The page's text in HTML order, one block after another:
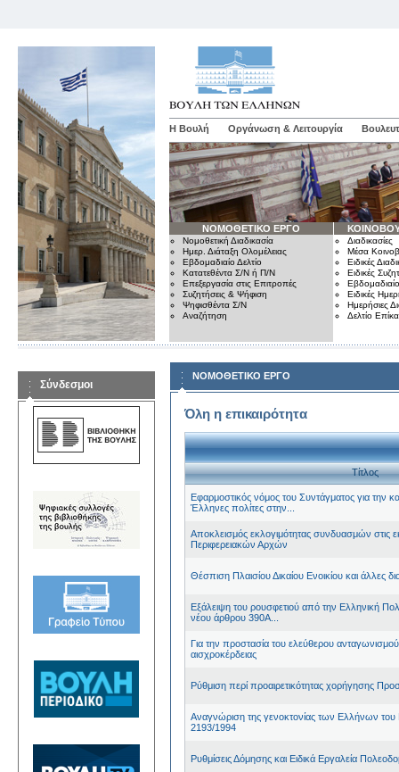
Η Βουλή Οργάνωση & Λειτουργία
ΝΟΜΟΘΕΤΙΚΟ ΕΡΓΟ
Νομοθετική Διαδικασία
Ημερ. Διάταξη Ολομέλειας
Εβδομαδιαίο Δελτίο
Κατατεθέντα Σ/Ν ή Π/Ν
Επεξεργασία στις Επιτροπές
Συζητήσεις & Ψήφιση
Ψηφισθέντα Σ/Ν
Αναζήτηση
Διαδικασίες
Μέσα
Ειδικές
Ειδικές
Εβδομαδιαίο
Ειδικές
Ημερήσιες
Δελτίο
Σύνδεσμοι
ΝΟΜΟΘΕΤΙΚΟ ΕΡΓΟ
Όλη η επικαιρότητα
Τίτλος
Εφαρμοστικός νόμος του Συντάγματος για
Έλληνες πολίτες στην...
Αποκλεισμός εκλογιμότητας συνδυασμών στις
Περιφερειακών Αρχών
Θέσπιση Πλαισίου Δικαίου Ενοικίου και άλλες
Εξάλειψη του ρουσφετιού από την Ελληνική
νέου άρθρου 390Α...
Για την προστασία του ελεύθερου
αισχροκέρδειας
Ρύθμιση περί προαιρετικότητας χορήγησης
Αναγνώριση της γενοκτονίας των Ελλήνων
2193/1994
Ρυθμίσεις Δόμησης και Ειδικά Εργαλεία